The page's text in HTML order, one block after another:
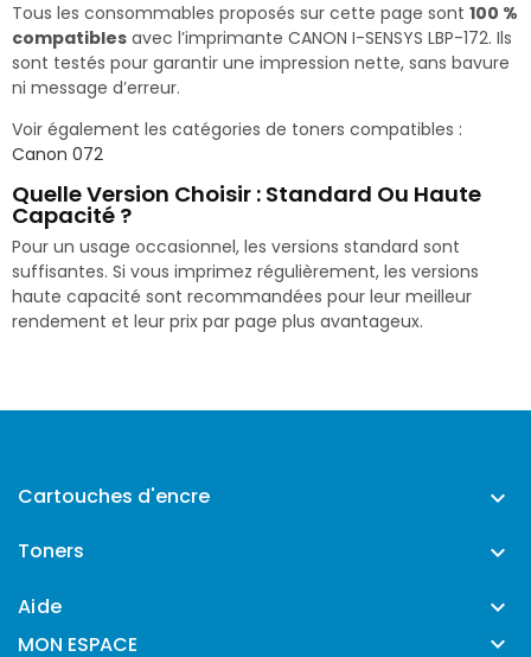
Tous les consommables proposés sur cette page sont 100 %
compatibles avec l’imprimante CANON I-SENSYS LBP-172. Ils
sont testés pour garantir une impression nette, sans bavure
ni message d’erreur.
Voir également les catégories de toners compatibles :
Canon 072
Quelle Version Choisir : Standard Ou Haute
Capacité ?
Pour un usage occasionnel, les versions standard sont
suffisantes. Si vous imprimez régulièrement, les versions
haute capacité sont recommandées pour leur meilleur
rendement et leur prix par page plus avantageux.
Cartouches d'encre 
Toners 
Aide 
MON ESPACE 